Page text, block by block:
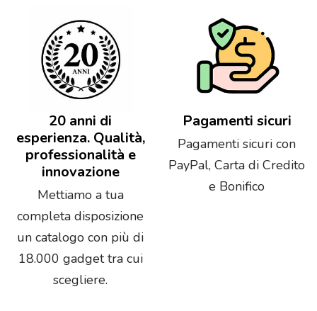
20 anni di
esperienza. Qualità,
professionalità e
innovazione
Mettiamo a tua
completa disposizione
un catalogo con più di
18.000 gadget tra cui
scegliere.
Pagamenti sicuri
Pagamenti sicuri con
PayPal, Carta di Credito
e Bonifico